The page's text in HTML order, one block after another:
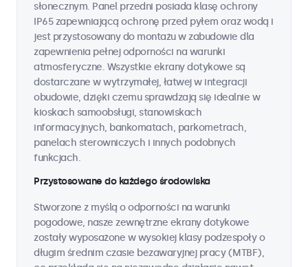
słonecznym. Panel przedni posiada klasę ochrony
IP65 zapewniającą ochronę przed pyłem oraz wodą i
jest przystosowany do montażu w zabudowie dla
zapewnienia pełnej odporności na warunki
atmosferyczne. Wszystkie ekrany dotykowe są
dostarczane w wytrzymałej, łatwej w integracji
obudowie, dzięki czemu sprawdzają się idealnie w
kioskach samoobsługi, stanowiskach
informacyjnych, bankomatach, parkometrach,
panelach sterowniczych i innych podobnych
funkcjach.
Przystosowane do każdego środowiska
Stworzone z myślą o odporności na warunki
pogodowe, nasze zewnętrzne ekrany dotykowe
zostały wyposażone w wysokiej klasy podzespoły o
długim średnim czasie bezawaryjnej pracy (MTBF),